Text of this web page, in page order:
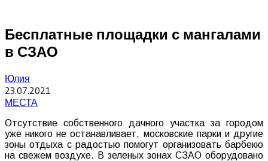
Бесплатные площадки с мангалами
в СЗАО
Юлия
23.07.2021
МЕСТА
Отсутствие собственного дачного участка за городом
уже никого не останавливает, московские парки и другие
зоны отдыха с радостью помогут организовать барбекю
на свежем воздухе. В зеленых зонах СЗАО оборудовано